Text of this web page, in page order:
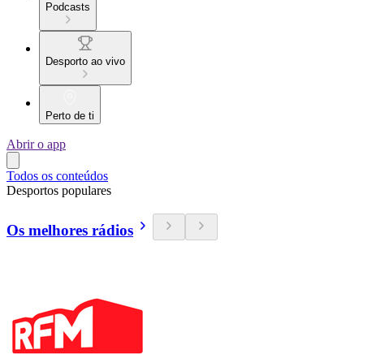
Podcasts
Desporto ao vivo
Perto de ti
Abrir o app
Todos os conteúdos
Desportos populares
Os melhores rádios